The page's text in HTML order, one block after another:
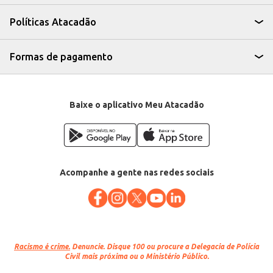
suas preparações, seja para consumo próprio ou para oferecer aos seus
clientes.
Políticas Atacadão
Formas de pagamento
Baixe o aplicativo Meu Atacadão
Acompanhe a gente nas redes sociais
Racismo é crime. Denuncie. Disque 100 ou procure a Delegacia de Polícia
Civil mais próxima ou o Ministério Público.